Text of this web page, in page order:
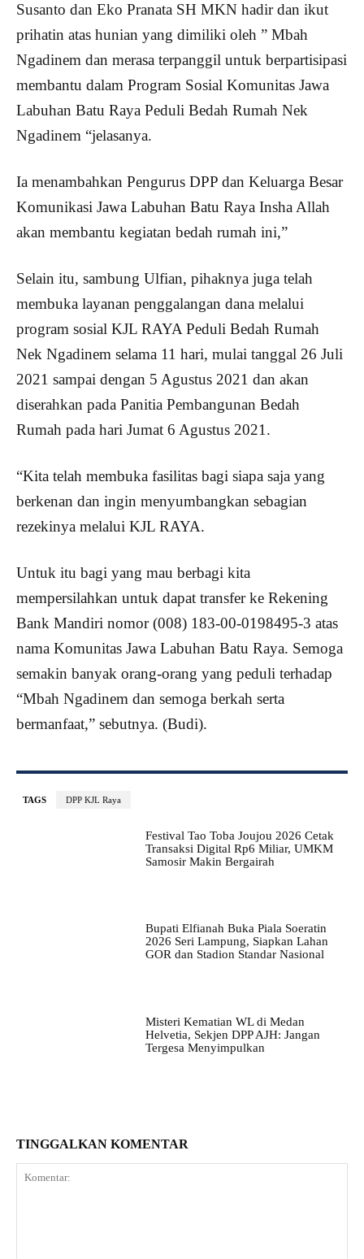
Susanto dan Eko Pranata SH MKN hadir dan ikut
prihatin atas hunian yang dimiliki oleh ” Mbah
Ngadinem dan merasa terpanggil untuk berpartisipasi
membantu dalam Program Sosial Komunitas Jawa
Labuhan Batu Raya Peduli Bedah Rumah Nek
Ngadinem “jelasanya.
Ia menambahkan Pengurus DPP dan Keluarga Besar
Komunikasi Jawa Labuhan Batu Raya Insha Allah
akan membantu kegiatan bedah rumah ini,”
Selain itu, sambung Ulfian, pihaknya juga telah
membuka layanan penggalangan dana melalui
program sosial KJL RAYA Peduli Bedah Rumah
Nek Ngadinem selama 11 hari, mulai tanggal 26 Juli
2021 sampai dengan 5 Agustus 2021 dan akan
diserahkan pada Panitia Pembangunan Bedah
Rumah pada hari Jumat 6 Agustus 2021.
“Kita telah membuka fasilitas bagi siapa saja yang
berkenan dan ingin menyumbangkan sebagian
rezekinya melalui KJL RAYA.
Untuk itu bagi yang mau berbagi kita
mempersilahkan untuk dapat transfer ke Rekening
Bank Mandiri nomor (008) 183-00-0198495-3 atas
nama Komunitas Jawa Labuhan Batu Raya. Semoga
semakin banyak orang-orang yang peduli terhadap
“Mbah Ngadinem dan semoga berkah serta
bermanfaat,” sebutnya. (Budi).
TAGS DPP KJL Raya
Festival Tao Toba Joujou 2026 Cetak
Transaksi Digital Rp6 Miliar, UMKM
Samosir Makin Bergairah
Bupati Elfianah Buka Piala Soeratin
2026 Seri Lampung, Siapkan Lahan
GOR dan Stadion Standar Nasional
Misteri Kematian WL di Medan
Helvetia, Sekjen DPP AJH: Jangan
Tergesa Menyimpulkan
TINGGALKAN KOMENTAR